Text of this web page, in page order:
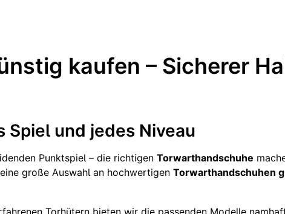
kaufen – Sicherer
und jedes Niveau
Punktspiel – die richtigen Torwarthandschuhe
große Auswahl an hochwertigen Torwarthandschuhen
Torhütern bieten wir die passenden Modelle